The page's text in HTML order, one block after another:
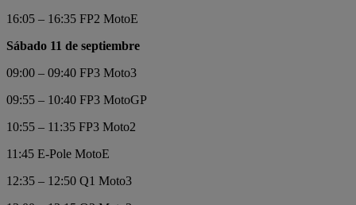
16:05 – 16:35 FP2 MotoE
Sábado 11 de septiembre
09:00 – 09:40 FP3 Moto3
09:55 – 10:40 FP3 MotoGP
10:55 – 11:35 FP3 Moto2
11:45 E-Pole MotoE
12:35 – 12:50 Q1 Moto3